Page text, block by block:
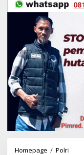
Homepage / Polri